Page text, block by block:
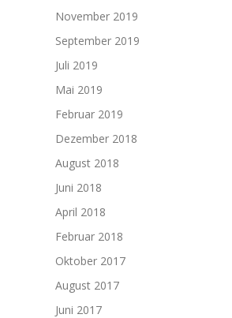
November 2019
September 2019
Juli 2019
Mai 2019
Februar 2019
Dezember 2018
August 2018
Juni 2018
April 2018
Februar 2018
Oktober 2017
August 2017
Juni 2017